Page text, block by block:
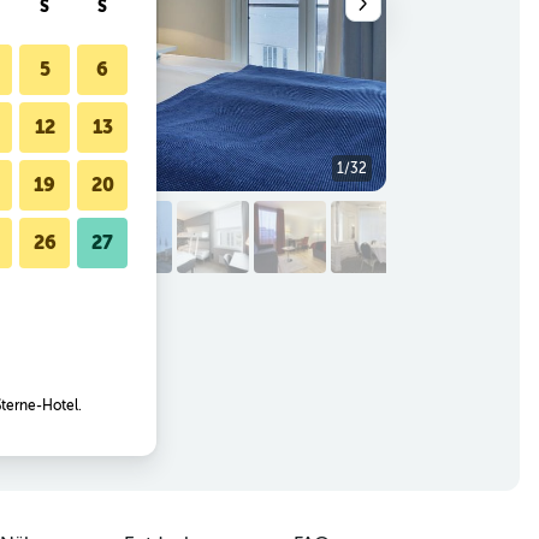
1/32
S S
5 6
12 13
19 20
26 27
Hotel.